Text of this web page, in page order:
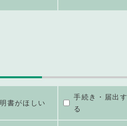
書がほしい
手続き・届出す
る